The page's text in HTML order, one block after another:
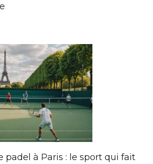
padel à Paris : le sport qui fait